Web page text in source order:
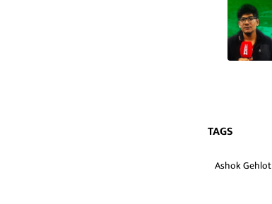
TAGS
Ashok Gehlot